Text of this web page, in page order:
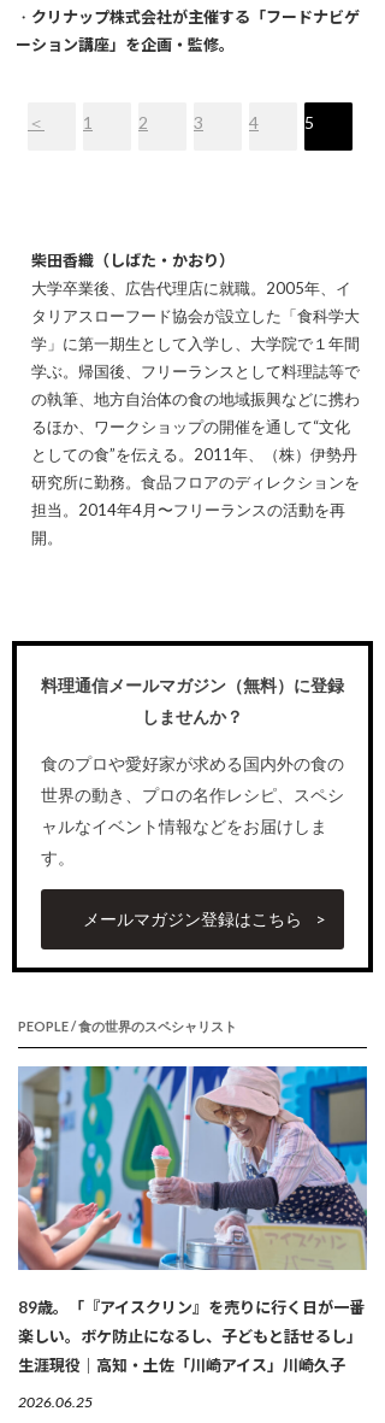
・ クリナップ株式会社が主催する「フードナビゲ
ーション講座」を企画・監修。
＜ 1 2 3 4 5
柴田香織（しばた・かおり）
大学卒業後、広告代理店に就職。2005年、イ
タリアスローフード協会が設立した「食科学大
学」に第一期生として入学し、大学院で１年間
学ぶ。帰国後、フリーランスとして料理誌等で
の執筆、地方自治体の食の地域振興などに携わ
るほか、ワークショップの開催を通して“文化
としての食”を伝える。2011年、（株）伊勢丹
研究所に勤務。食品フロアのディレクションを
担当。2014年4月〜フリーランスの活動を再
開。
料理通信メールマガジン（無料）に登録
しませんか？
食のプロや愛好家が求める国内外の食の
世界の動き、プロの名作レシピ、スペシ
ャルなイベント情報などをお届けしま
す。
メールマガジン登録はこちら
PEOPLE / 食の世界のスペシャリスト
89歳。「『アイスクリン』を売りに行く日が一番
楽しい。ボケ防止になるし、子どもと話せるし」
生涯現役｜高知・土佐「川崎アイス」川崎久子
2026.06.25